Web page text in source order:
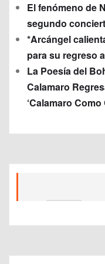
El fenómeno de
segundo
*Arcángel
para su regreso
La Poesía del
Calamaro
‘Calamaro Como